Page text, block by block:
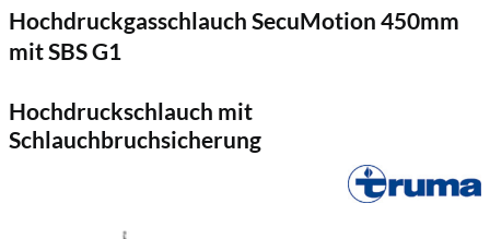
Hochdruckgasschlauch SecuMotion 450mm
mit SBS G1
Hochdruckschlauch mit
Schlauchbruchsicherung